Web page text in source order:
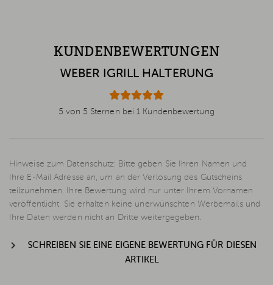
KUNDENBEWERTUNGEN
WEBER IGRILL HALTERUNG
5 von 5 Sternen bei 1 Kundenbewertung
Hinweise zum Datenschutz: Bitte geben Sie Ihren Namen und
Ihre E-Mail Adresse an, um an der Verlosung des Gutscheins
teilzunehmen. Ihre Bewertung wird nur unter Ihrem Vornamen
veröffentlicht. Sie erhalten keine unerwünschten Werbemails und
Ihre Daten werden nicht an Dritte weitergegeben.
SCHREIBEN SIE EINE EIGENE BEWERTUNG FÜR DIESEN
ARTIKEL